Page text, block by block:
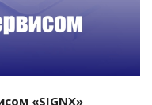
«SIGNX»